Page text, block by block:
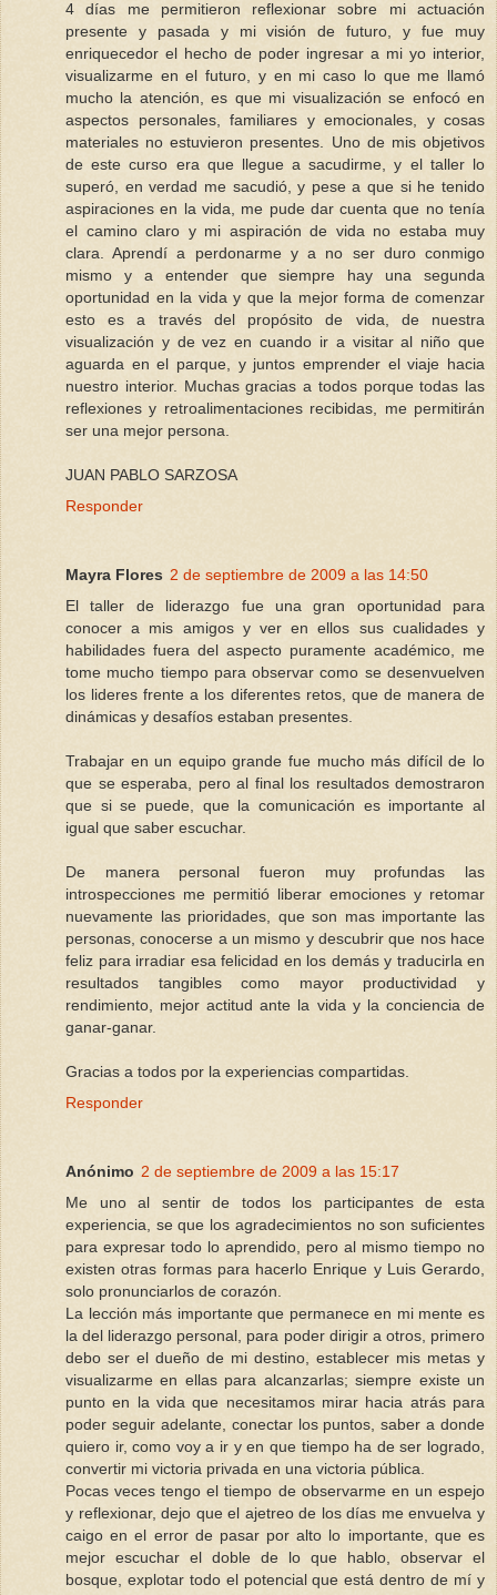
4 días me permitieron reflexionar sobre mi actuación
presente y pasada y mi visión de futuro, y fue muy
enriquecedor el hecho de poder ingresar a mi yo interior,
visualizarme en el futuro, y en mi caso lo que me llamó
mucho la atención, es que mi visualización se enfocó en
aspectos personales, familiares y emocionales, y cosas
materiales no estuvieron presentes. Uno de mis objetivos
de este curso era que llegue a sacudirme, y el taller lo
superó, en verdad me sacudió, y pese a que si he tenido
aspiraciones en la vida, me pude dar cuenta que no tenía
el camino claro y mi aspiración de vida no estaba muy
clara. Aprendí a perdonarme y a no ser duro conmigo
mismo y a entender que siempre hay una segunda
oportunidad en la vida y que la mejor forma de comenzar
esto es a través del propósito de vida, de nuestra
visualización y de vez en cuando ir a visitar al niño que
aguarda en el parque, y juntos emprender el viaje hacia
nuestro interior. Muchas gracias a todos porque todas las
reflexiones y retroalimentaciones recibidas, me permitirán
ser una mejor persona.
JUAN PABLO SARZOSA
Responder
Mayra Flores 2 de septiembre de 2009 a las 14:50
El taller de liderazgo fue una gran oportunidad para
conocer a mis amigos y ver en ellos sus cualidades y
habilidades fuera del aspecto puramente académico, me
tome mucho tiempo para observar como se desenvuelven
los lideres frente a los diferentes retos, que de manera de
dinámicas y desafíos estaban presentes.
Trabajar en un equipo grande fue mucho más difícil de lo
que se esperaba, pero al final los resultados demostraron
que si se puede, que la comunicación es importante al
igual que saber escuchar.
De manera personal fueron muy profundas las
introspecciones me permitió liberar emociones y retomar
nuevamente las prioridades, que son mas importante las
personas, conocerse a un mismo y descubrir que nos hace
feliz para irradiar esa felicidad en los demás y traducirla en
resultados tangibles como mayor productividad y
rendimiento, mejor actitud ante la vida y la conciencia de
ganar-ganar.
Gracias a todos por la experiencias compartidas.
Responder
Anónimo 2 de septiembre de 2009 a las 15:17
Me uno al sentir de todos los participantes de esta
experiencia, se que los agradecimientos no son suficientes
para expresar todo lo aprendido, pero al mismo tiempo no
existen otras formas para hacerlo Enrique y Luis Gerardo,
solo pronunciarlos de corazón.
La lección más importante que permanece en mi mente es
la del liderazgo personal, para poder dirigir a otros, primero
debo ser el dueño de mi destino, establecer mis metas y
visualizarme en ellas para alcanzarlas; siempre existe un
punto en la vida que necesitamos mirar hacia atrás para
poder seguir adelante, conectar los puntos, saber a donde
quiero ir, como voy a ir y en que tiempo ha de ser logrado,
convertir mi victoria privada en una victoria pública.
Pocas veces tengo el tiempo de observarme en un espejo
y reflexionar, dejo que el ajetreo de los días me envuelva y
caigo en el error de pasar por alto lo importante, que es
mejor escuchar el doble de lo que hablo, observar el
bosque, explotar todo el potencial que está dentro de mí y